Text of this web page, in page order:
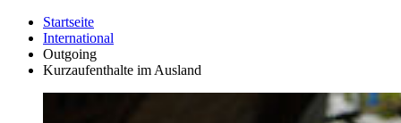
Startseite
International
Outgoing
Kurzaufenthalte im Ausland